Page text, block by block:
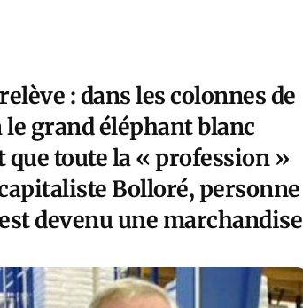
: dans les colonnes de
grand éléphant blanc
que toute la « profession »
Bolloré, personne
devenu une marchandise